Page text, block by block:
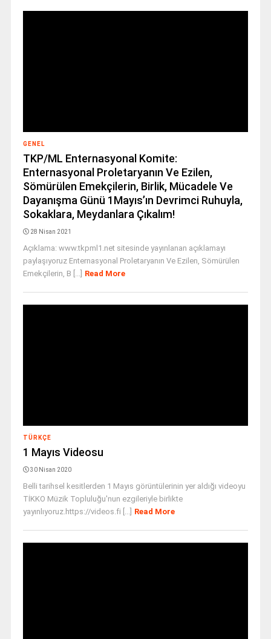
GENEL
TKP/ML Enternasyonal Komite:
Enternasyonal Proletaryanın Ve Ezilen,
Sömürülen Emekçilerin, Birlik, Mücadele Ve
Dayanışma Günü 1Mayıs’ın Devrimci Ruhuyla,
Sokaklara, Meydanlara Çıkalım!
28 Nisan 2021
Açıklama: www.tkpml1.net sitesinde yayınlanan açıklamayı
paylaşıyoruz Enternasyonal Proletaryanın Ve Ezilen, Sömürülen
Emekçilerin, B [...] Read More
TÜRKÇE
1 Mayıs Videosu
30 Nisan 2020
Belli tarihsel kesitlerden 1 Mayıs görüntülerinin yer aldığı videoyu
TİKKO Müzik Topluluğu'nun ezgileriyle birlikte
yayınlıyoruz.https://videos.fi [...] Read More